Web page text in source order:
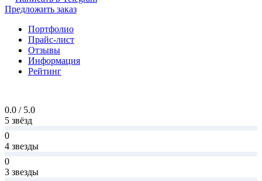
Предложить заказ
Портфолио
Прайс-лист
Отзывы
Информация
Рейтинг
0.0 / 5.0
5 звёзд
0
4 звезды
0
3 звезды